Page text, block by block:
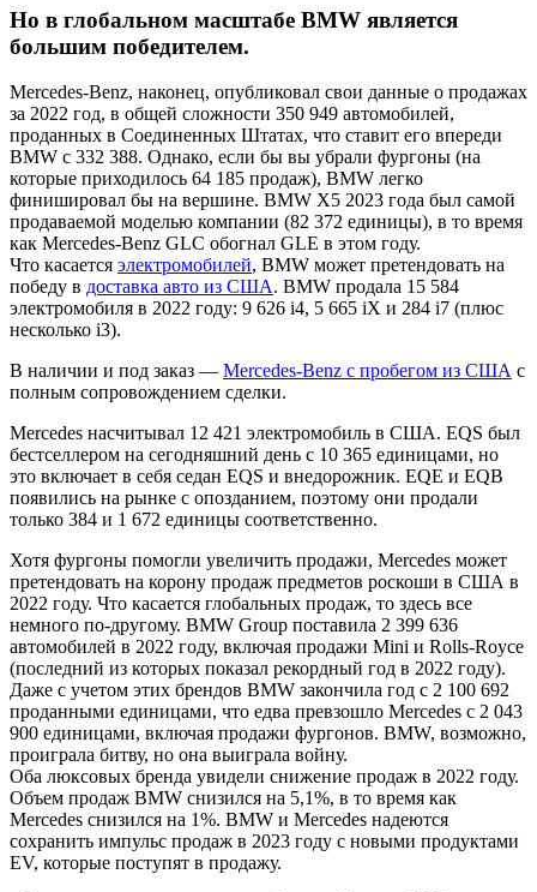
Но в глобальном масштабе BMW является
большим победителем.
Mercedes-Benz, наконец, опубликовал свои данные о продажах
за 2022 год, в общей сложности 350 949 автомобилей,
проданных в Соединенных Штатах, что ставит его впереди
BMW с 332 388. Однако, если бы вы убрали фургоны (на
которые приходилось 64 185 продаж), BMW легко
финишировал бы на вершине. BMW X5 2023 года был самой
продаваемой моделью компании (82 372 единицы), в то время
как Mercedes-Benz GLC обогнал GLE в этом году.
Что касается электромобилей, BMW может претендовать на
победу в доставка авто из США. BMW продала 15 584
электромобиля в 2022 году: 9 626 i4, 5 665 iX и 284 i7 (плюс
несколько i3).
В наличии и под заказ — Mercedes-Benz с пробегом из США с
полным сопровождением сделки.
Mercedes насчитывал 12 421 электромобиль в США. EQS был
бестселлером на сегодняшний день с 10 365 единицами, но
это включает в себя седан EQS и внедорожник. EQE и EQB
появились на рынке с опозданием, поэтому они продали
только 384 и 1 672 единицы соответственно.
Хотя фургоны помогли увеличить продажи, Mercedes может
претендовать на корону продаж предметов роскоши в США в
2022 году. Что касается глобальных продаж, то здесь все
немного по-другому. BMW Group поставила 2 399 636
автомобилей в 2022 году, включая продажи Mini и Rolls-Royce
(последний из которых показал рекордный год в 2022 году).
Даже с учетом этих брендов BMW закончила год с 2 100 692
проданными единицами, что едва превзошло Mercedes с 2 043
900 единицами, включая продажи фургонов. BMW, возможно,
проиграла битву, но она выиграла войну.
Оба люксовых бренда увидели снижение продаж в 2022 году.
Объем продаж BMW снизился на 5,1%, в то время как
Mercedes снизился на 1%. BMW и Mercedes надеются
сохранить импульс продаж в 2023 году с новыми продуктами
EV, которые поступят в продажу.